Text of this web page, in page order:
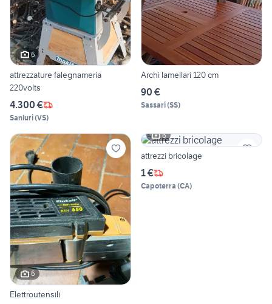
6
attrezzature falegnameria
220volts
4.300 €
Sanluri(VS)
Archi lamellari 120 cm
90 €
Sassari(SS)
6
Elettroutensili
6
attrezzi bricolage
1 €
Capoterra (CA)